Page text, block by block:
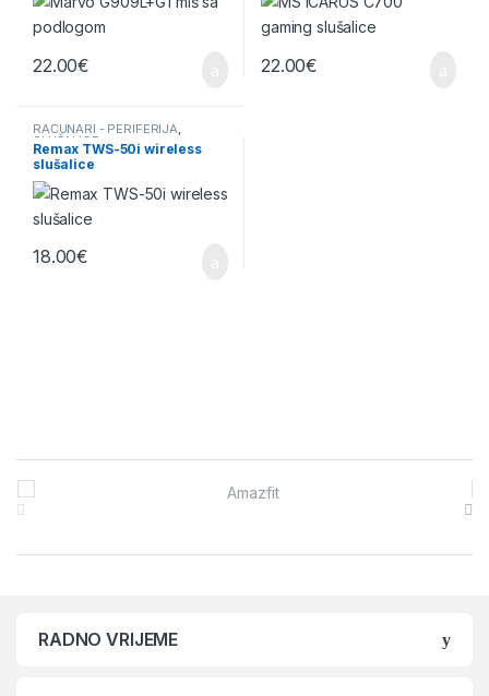
22.00€ 22.00€
RAČUNARI - PERIFERIJA,
SLUŠALICE
Remax TWS-50i wireless
slušalice
18.00€
Brands Carousel
RADNO VRIJEME